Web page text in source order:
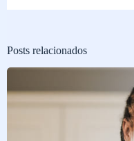
Posts relacionados